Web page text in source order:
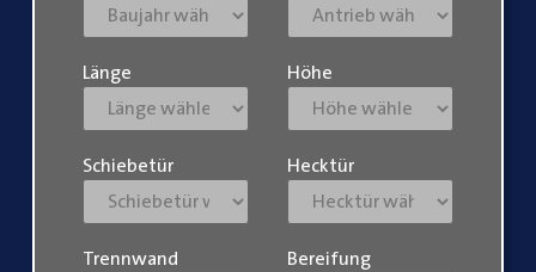
Länge Höhe
Schiebetür Hecktür
Trennwand Bereifung